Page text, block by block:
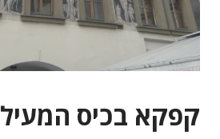
קפקא בכיס המעיל